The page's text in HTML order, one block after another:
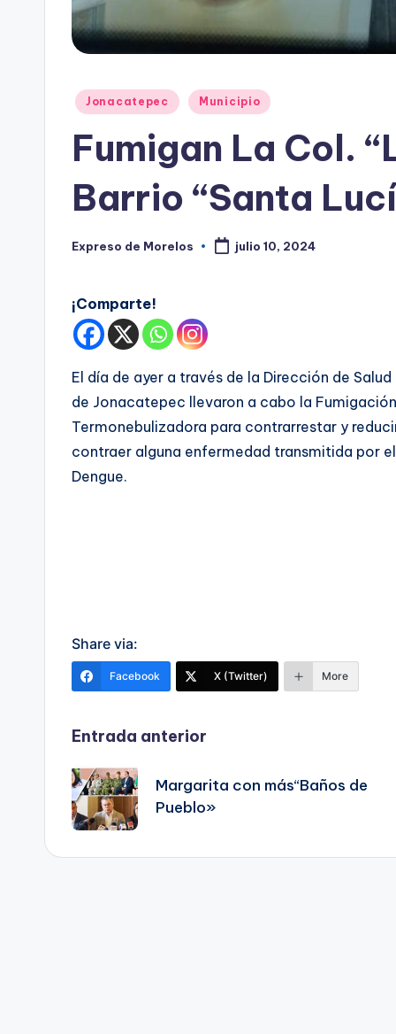
Publicado
Jonacatepec Municipio
Fumigan La Col.
Barrio “Santa
Publicado
Expreso de Morelos julio 10, 2024
¡Comparte!
El día de ayer a través de la Dirección de
de Jonacatepec llevaron a cabo la
Termonebulizadora para contrarrestar y
contraer alguna enfermedad transmitida por
Dengue.
Share via:
Facebook X (Twitter) More
Navegación
de
entradas
Entrada anterior
Margarita con más“Baños de
Pueblo»